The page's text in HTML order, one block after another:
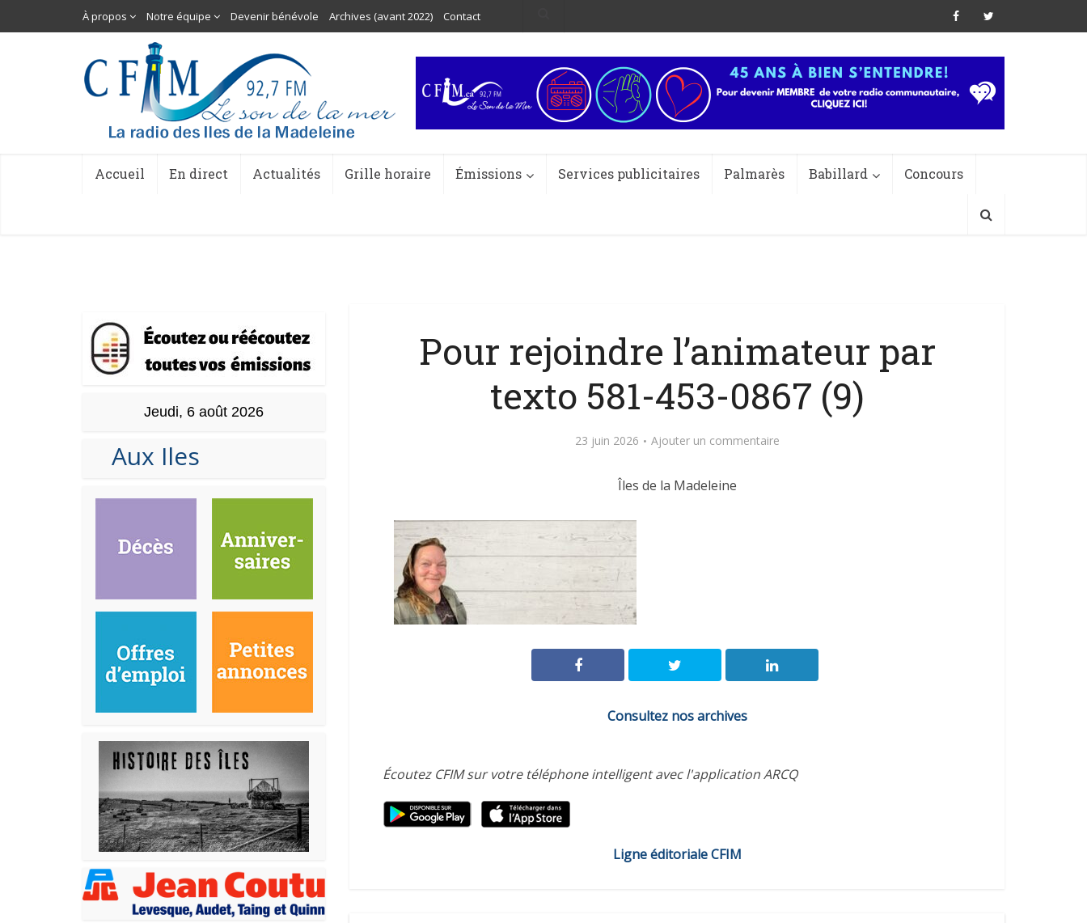
À propos Notre équipe Devenir bénévole Archives (avant 2022) Contact
Accueil En direct Actualités Grille horaire Émissions Services publicitaires Palmarès Babillard Concours
Jeudi, 6 août 2026
Aux Iles
Pour rejoindre l’animateur par
texto 581-453-0867 (9)
23 juin 2026 Ajouter un commentaire
Îles de la Madeleine
Consultez nos archives
Écoutez CFIM sur votre téléphone intelligent avec l'application ARCQ
Ligne éditoriale CFIM